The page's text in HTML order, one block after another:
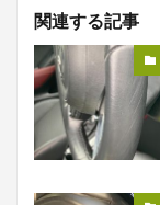
関連する記事